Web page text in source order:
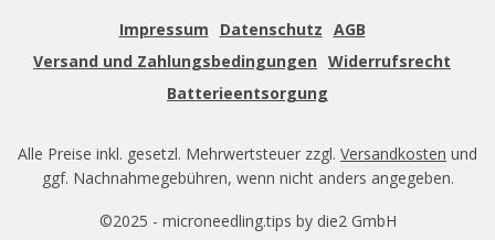
Impressum Datenschutz AGB
Versand und Zahlungsbedingungen Widerrufsrecht
Batterieentsorgung
Alle Preise inkl. gesetzl. Mehrwertsteuer zzgl. Versandkosten und
ggf. Nachnahmegebühren, wenn nicht anders angegeben.
©2025 - microneedling.tips by die2 GmbH